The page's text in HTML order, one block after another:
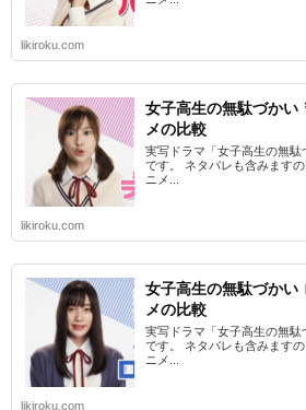
likiroku.com
女子高生の無駄づかい
メの比較
実写ドラマ「女子高生の無
です。 ネタバレも含みます
ニメ...
likiroku.com
女子高生の無駄づかい
メの比較
実写ドラマ「女子高生の無
です。 ネタバレも含みます
ニメ...
likiroku.com